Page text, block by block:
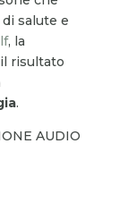
salute e
, la
risultato
.
AUDIO